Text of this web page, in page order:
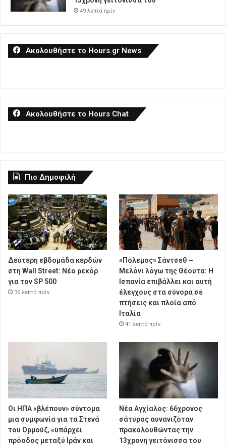
49 λεπτά πρίν
Ακολουθήστε το Hours.gr News
Ακολουθήστε το Hours Chat
Πιο Δημοφιλή
Δεύτερη εβδομάδα κερδών
στη Wall Street: Νέο ρεκόρ
για τον SP 500
36 λεπτά πρίν
«Πόλεμος» Σάντσεθ –
Μελόνι λόγω της Θέουτα: Η
Ισπανία επιβάλλει και αυτή
έλεγχους στα σύνορα σε
πτήσεις και πλοία από
Ιταλία
41 λεπτά πρίν
Οι ΗΠΑ «βλέπουν» σύντομα
μια συμφωνία για τα Στενά
του Ορμούζ, «υπάρχει
πρόοδος μεταξύ Ιράν και
Νέα Αγχίαλος: 66χρονος
σάτυρος αυνανιζόταν
πρακολουθώντας την
13χρονη γειτόνισσα του